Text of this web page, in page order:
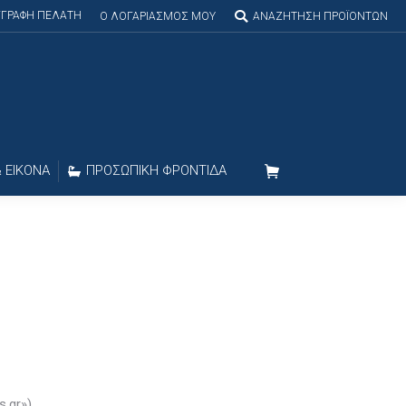
ΠΕΛΑΤΗ O ΛΟΓΑΡΙΑΣΜΟΣ MOY Search:ΑΝΑΖΗΤΗΣΗ ΠΡΟΪΟΝΤΩΝ
ΠΡΟΣΩΠΙΚΗ ΦΡΟΝΤΙΔΑ